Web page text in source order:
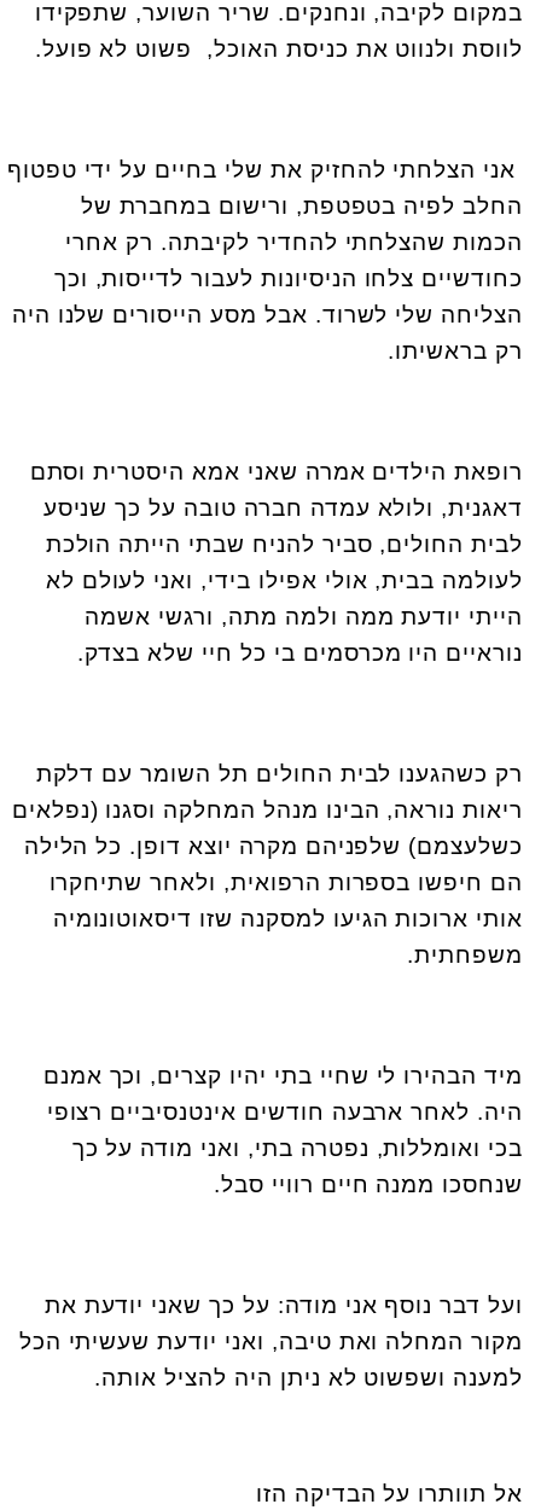
במקום לקיבה, ונחנקים. שריר השוער, שתפקידו
לווסת ולנווט את כניסת האוכל, פשוט לא פועל.
אני הצלחתי להחזיק את שלי בחיים על ידי טפטוף
החלב לפיה בטפטפת, ורישום במחברת של
הכמות שהצלחתי להחדיר לקיבתה. רק אחרי
כחודשיים צלחו הניסיונות לעבור לדייסות, וכך
הצליחה שלי לשרוד. אבל מסע הייסורים שלנו היה
רק בראשיתו.
רופאת הילדים אמרה שאני אמא היסטרית וסתם
דאגנית, ולולא עמדה חברה טובה על כך שניסע
לבית החולים, סביר להניח שבתי הייתה הולכת
לעולמה בבית, אולי אפילו בידי, ואני לעולם לא
הייתי יודעת ממה ולמה מתה, ורגשי אשמה
נוראיים היו מכרסמים בי כל חיי שלא בצדק.
רק כשהגענו לבית החולים תל השומר עם דלקת
ריאות נוראה, הבינו מנהל המחלקה וסגנו (נפלאים
כשלעצמם) שלפניהם מקרה יוצא דופן. כל הלילה
הם חיפשו בספרות הרפואית, ולאחר שתיחקרו
אותי ארוכות הגיעו למסקנה שזו דיסאוטונומיה
משפחתית.
מיד הבהירו לי שחיי בתי יהיו קצרים, וכך אמנם
היה. לאחר ארבעה חודשים אינטנסיביים רצופי
בכי ואומללות, נפטרה בתי, ואני מודה על כך
שנחסכו ממנה חיים רוויי סבל.
ועל דבר נוסף אני מודה: על כך שאני יודעת את
מקור המחלה ואת טיבה, ואני יודעת שעשיתי הכל
למענה ושפשוט לא ניתן היה להציל אותה.
אל תוותרו על הבדיקה הזו